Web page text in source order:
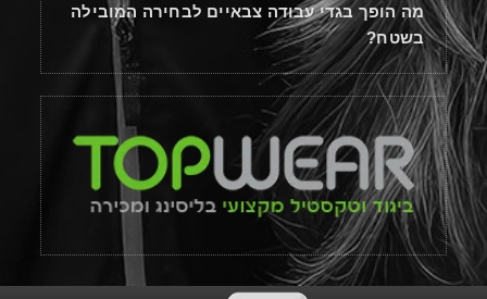
מה הופך בגדי עבודה צבאיים לבחירה המובילה
בשטח?